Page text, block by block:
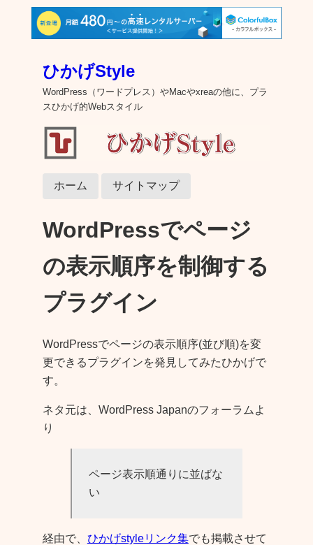
ひかげStyle
WordPress（ワードプレス）やMacやxreaの他に、プラ
スひかげ的Webスタイル
ホーム サイトマップ
WordPressでページ
の表示順序を制御する
プラグイン
WordPressでページの表示順序(並び順)を変
更できるプラグインを発見してみたひかげで
す。
ネタ元は、WordPress Japanのフォーラムよ
り
ページ表示順通りに並ばな
い
経由で、 ひかげstyleリンク集でも掲載させて